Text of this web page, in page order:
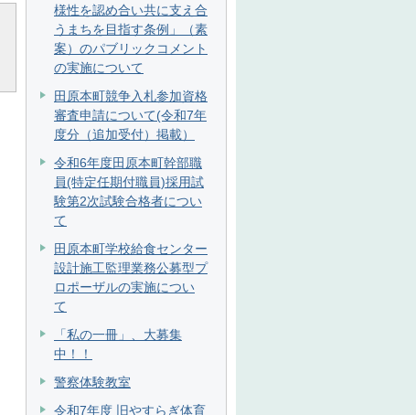
様性を認め合い共に支え合
うまちを目指す条例」（素
案）のパブリックコメント
の実施について
田原本町競争入札参加資格
審査申請について(令和7年
度分（追加受付）掲載）
令和6年度田原本町幹部職
員(特定任期付職員)採用試
験第2次試験合格者につい
て
田原本町学校給食センター
設計施工監理業務公募型プ
ロポーザルの実施につい
て
「私の一冊」、大募集
中！！
警察体験教室
令和7年度 旧やすらぎ体育